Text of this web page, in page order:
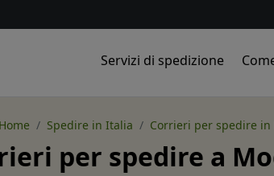
Servizi di spedizione
Home Spedire in Italia Corrieri per spedire in
per spedire a